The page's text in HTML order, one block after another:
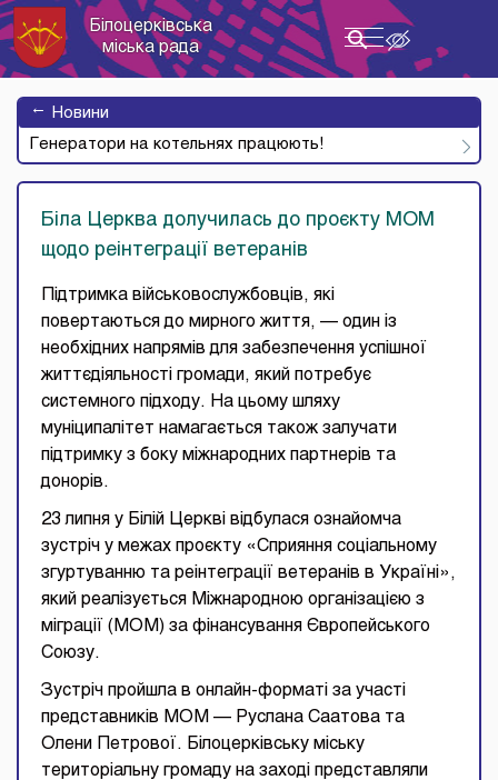
Toggle
navigation
Білоцерківська
міська рада
→
Новини
Генератори на котельнях працюють!
Біла Церква долучилась до проєкту МОМ
щодо реінтеграції ветеранів
Підтримка військовослужбовців, які
повертаються до мирного життя, — один із
необхідних напрямів для забезпечення успішної
життєдіяльності громади, який потребує
системного підходу. На цьому шляху
муніципалітет намагається також залучати
підтримку з боку міжнародних партнерів та
донорів.
23 липня у Білій Церкві відбулася ознайомча
зустріч у межах проєкту «Сприяння соціальному
згуртуванню та реінтеграції ветеранів в Україні»,
який реалізується Міжнародною організацією з
міграції (МОМ) за фінансування Європейського
Союзу.
Зустріч пройшла в онлайн-форматі за участі
представників МОМ — Руслана Саатова та
Олени Петрової. Білоцерківську міську
територіальну громаду на заході представляли